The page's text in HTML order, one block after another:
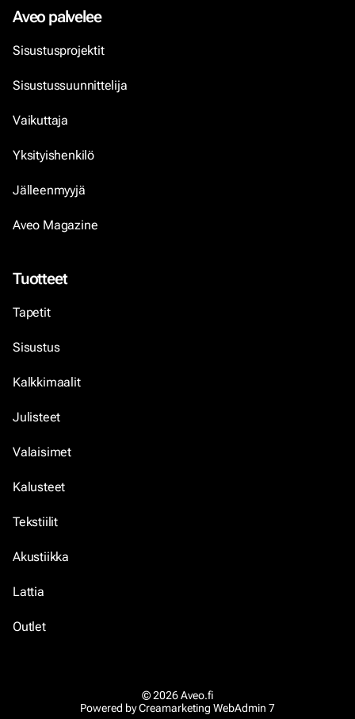
Aveo palvelee
Sisustusprojektit
Sisustussuunnittelija
Vaikuttaja
Yksityishenkilö
Jälleenmyyjä
Aveo Magazine
Tuotteet
Tapetit
Sisustus
Kalkkimaalit
Julisteet
Valaisimet
Kalusteet
Tekstiilit
Akustiikka
Lattia
Outlet
© 2026 Aveo.fi
Powered byCreamarketing WebAdmin 7